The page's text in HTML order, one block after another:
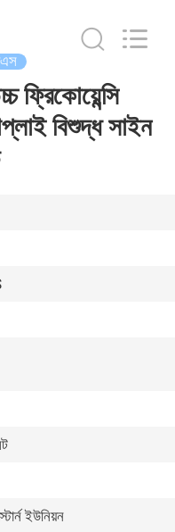
বিশুদ্ধ সাইন
ইউনিয়ন